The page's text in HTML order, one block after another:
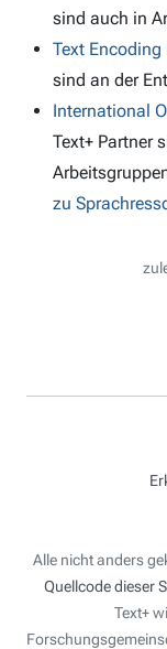
sind auch in
Text Encoding
sind an der
International
Text+ Partner
zu
Alle nicht anders
Quellcode dieser
Text+